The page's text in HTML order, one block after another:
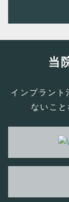
当
インプラント
ないこ